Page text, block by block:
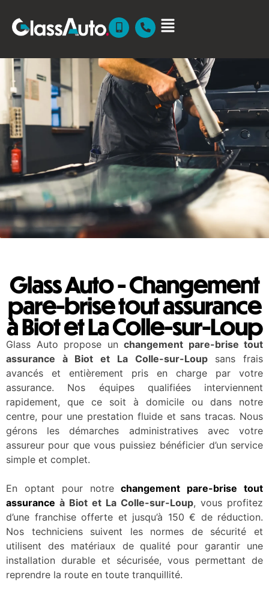
Glass Auto - Changement
pare-brise tout assurance
à Biot et La Colle-sur-Loup
Glass Auto propose un changement pare-brise tout
assurance à Biot et La Colle-sur-Loupsans frais
avancés et entièrement pris en charge par votre
assurance. Nos équipes qualifiées interviennent
rapidement, que ce soit à domicile ou dans notre
centre, pour une prestation fluide et sans tracas. Nous
gérons les démarches administratives avec votre
assureur pour que vous puissiez bénéficier d’un service
simple et complet.
En optant pour notrechangement pare-brise tout
assurance à Biot et La Colle-sur-Loup, vous profitez
d’une franchise offerte et jusqu’à 150 € de réduction.
Nos techniciens suivent les normes de sécurité et
utilisent des matériaux de qualité pour garantir une
installation durable et sécurisée, vous permettant de
reprendre la route en toute tranquillité.